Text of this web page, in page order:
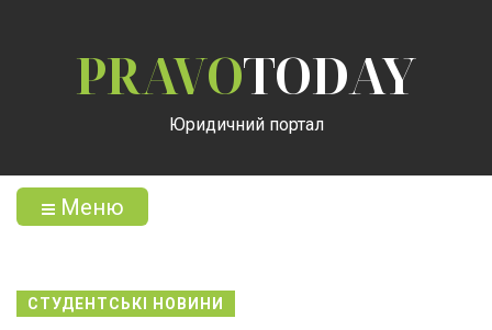
PRAVOTODAY
Юридичний портал
Меню
СТУДЕНТСЬКІ НОВИНИ